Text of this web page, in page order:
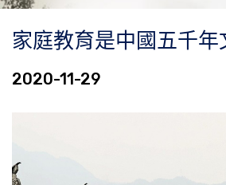
家庭教育是中國五千年
2020-11-29